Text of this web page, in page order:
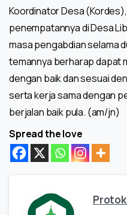
Koordinator Desa
penempatannya di Desa
masa pengabdian selama
temannya berharap dapat
dengan baik dan sesuai
serta kerja sama dengan
berjalan baik pula. (am/jn)
Spread the love